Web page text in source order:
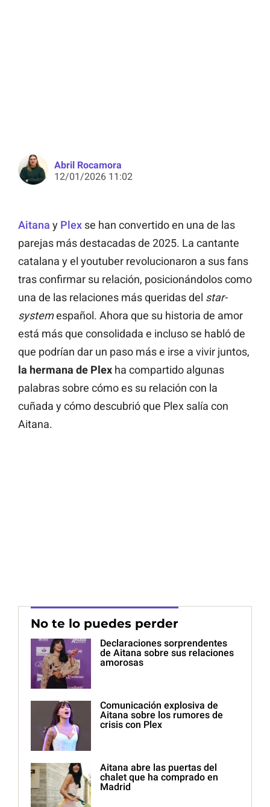
Abril Rocamora
12/01/2026 11:02
Aitana y Plex se han convertido en una de las
parejas más destacadas de 2025. La cantante
catalana y el youtuber revolucionaron a sus fans
tras confirmar su relación, posicionándolos como
una de las relaciones más queridas del star-
systemespañol. Ahora que su historia de amor
está más que consolidada e incluso se habló de
que podrían dar un paso más e irse a vivir juntos,
la hermana de Plex ha compartido algunas
palabras sobre cómo es su relación con la
cuñada y cómo descubrió que Plex salía con
Aitana.
No te lo puedes perder
Declaraciones sorprendentes
de Aitana sobre sus relaciones
amorosas
Comunicación explosiva de
Aitana sobre los rumores de
crisis con Plex
Aitana abre las puertas del
chalet que ha comprado en
Madrid